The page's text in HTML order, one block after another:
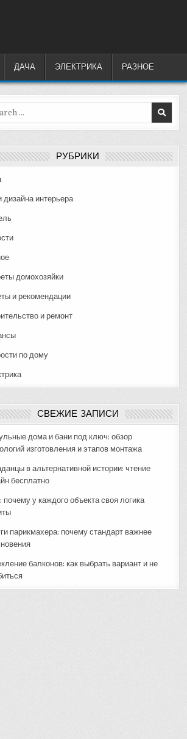
ДАЧА ЭЛЕКТРИКА РАЗНОЕ
РУБРИКИ
дизайна интерьера
домохозяйки
и рекомендации
и ремонт
по дому
СВЕЖИЕ ЗАПИСИ
дома и бани под ключ: обзор
изготовления и этапов монтажа
в альтернативной истории: чтение
бесплатно
у каждого объекта своя логика
парикмахера: почему стандарт важнее
балконов: как выбрать вариант и не